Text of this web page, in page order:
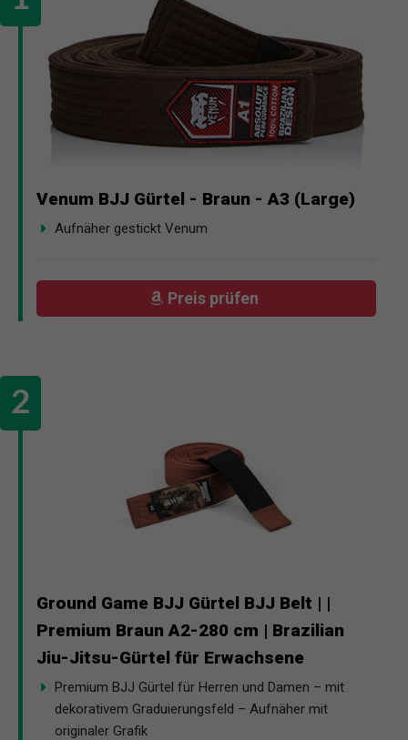
Venum BJJ Gürtel - Braun - A3 (Large)
Aufnäher gestickt Venum
Preis prüfen
Ground Game BJJ Gürtel BJJ Belt | |
Premium Braun A2-280 cm | Brazilian
Jiu-Jitsu-Gürtel für Erwachsene
Premium BJJ Gürtel für Herren und Damen – mit
dekorativem Graduierungsfeld – Aufnäher mit
originaler Grafik